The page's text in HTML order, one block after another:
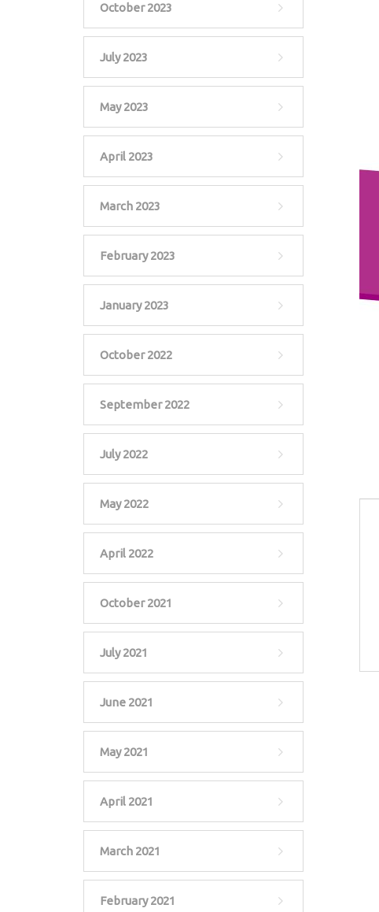
October 2023
July 2023
May 2023
April 2023
March 2023
February 2023
January 2023
October 2022
September 2022
July 2022
May 2022
April 2022
October 2021
July 2021
June 2021
May 2021
April 2021
March 2021
February 2021